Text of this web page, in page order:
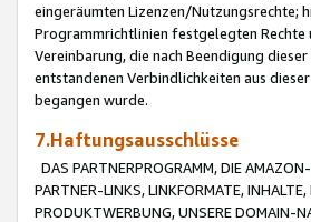
eingeräumten Lizenzen/Nutzungsrechte;
Programmrichtlinien festgelegten
Vereinbarung, die nach Beendigung
entstandenen Verbindlichkeiten aus
begangen wurde.
7.Haftungsausschlüsse
DAS PARTNERPROGRAMM, DIE
PARTNER-LINKS, LINKFORMATE,
PRODUKTWERBUNG, UNSERE DOMAIN-